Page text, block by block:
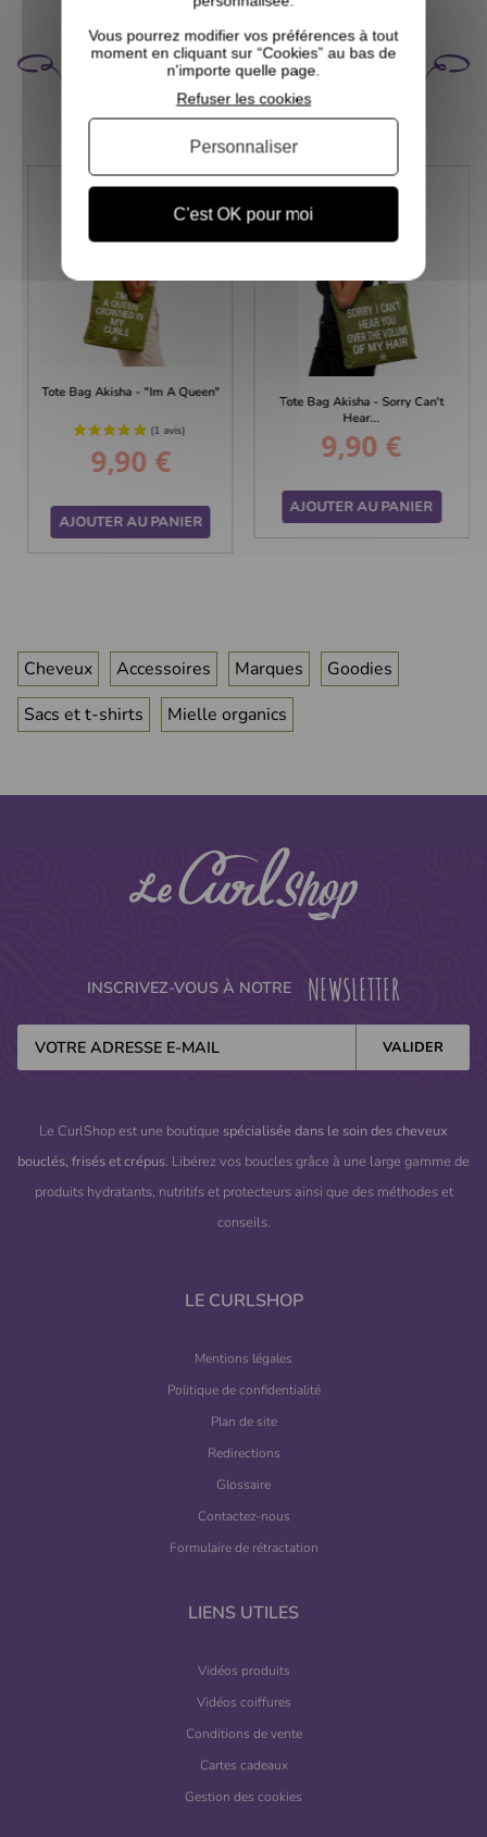
CELA POURRAIT VOUS
INTÉRESSER
Tote Bag Akisha - "Im A Queen"
Prix
9,90 €
AJOUTER AU PANIER
Tote Bag Akisha - Sorry Can't
Hear...
Prix
9,90 €
AJOUTER AU PANIER
Cheveux Accessoires Marques
Goodies
Sacs et t-shirts
Mielle organics
INSCRIVEZ-VOUS À NOTRE NEWSLETTER
Le CurlShop est une boutique spécialisée dans le soin des cheveux
bouclés, frisés et crépus. Libérez vos boucles grâce à une large gamme de
produits hydratants, nutritifs et protecteurs ainsi que des méthodes et
conseils.
LE CURLSHOP
Mentions légales
Politique de confidentialité
Plan de site
Redirections
Glossaire
Contactez-nous
Formulaire de rétractation
LIENS UTILES
Vidéos produits
Vidéos coiffures
Conditions de vente
Cartes cadeaux
Gestion des cookies
Vous pourrez modifier vos préférences à tout
moment en cliquant sur “Cookies” au bas de
n'importe quelle page.
C'est OK pour moi
Refuser les cookies
Personnaliser